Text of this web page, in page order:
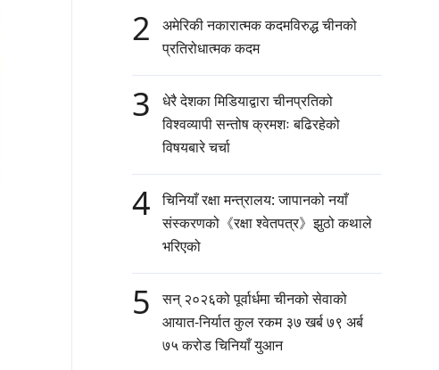
2
अमेरिकी नकारात्मक कदमविरुद्ध चीनको
प्रतिरोधात्मक कदम
3
धेरै देशका मिडियाद्वारा चीनप्रतिको
विश्वव्यापी सन्तोष क्रमशः बढिरहेको
विषयबारे चर्चा
4
चिनियाँ रक्षा मन्त्रालय: जापानको नयाँ
संस्करणको《रक्षा श्वेतपत्र》झुठो कथाले
भरिएको
5
सन् २०२६को पूर्वार्धमा चीनको सेवाको
आयात-निर्यात कुल रकम ३७ खर्ब ७९ अर्ब
७५ करोड चिनियाँ युआन